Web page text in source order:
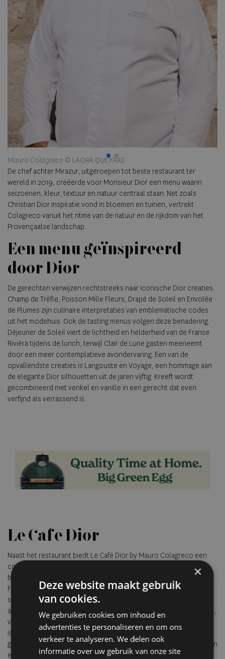
Mauro Colagreco © LAORA QUEYRAS
De chef achter Mirazur, uitgeroepen tot beste restaurant ter
wereld in 2019, creëerde voor Monsieur Dior een menu waarin
seizoenen, kleur, textuur en natuur centraal staan. Net zoals
Christian Dior inspiratie vond in bloemen en tuinen, vertrekt
Colagreco vanuit het ritme van de natuur en de rijkdom van het
Provençaalse landschap.
Een menu geïnspireerd
door Dior
De gerechten verwijzen rechtstreeks naar iconische Dior creaties.
Champ de Trèfle, Poisson Mille Fleurs, Drapé de Soleil en Envolée
de Plumes zijn culinaire interpretaties van emblematische codes
uit het modehuis. Ook de tasting menus volgen deze benadering.
Déjeuner de Soleil viert de lichtheid en helderheid van de Franse
Rivièra tijdens de lunch, terwijl Clair de Lune gasten meeneemt
door een meer contemplatieve avondervaring. Een van de
opvallendste creaties is Langouste en Voyage, een hommage aan
de elegante Dior silhouetten uit de jaren vijftig. Kreeft wordt
gecombineerd met venkel en vanille in een gerecht dat even
verfijnd als verrassend is.
Le Café Dior
Naast het restaurant biedt Le Café Dior by Mauro Colagreco een
collectie patisserieën en zoete creaties geïnspireerd op de
botanische wereld van Dior. Gebakjes als La Corolle, Le Noeud en
Fleur de Pêcher verwijzen naar de bloemrijke vormentaal die al
sinds de oprichting deel uitmaakt van het modehuis. Ook het
afternoon tea concept Le Bal des Fleurs sluit hierbij aan, met roos,
viooltjes en dahlia's als terugkerende smaakmakers. Het resultaat
is meer dan een restaurant. Monsieur Dior laat zien hoe
gastronomie, mode en gastvrijheid elkaar kunnen versterken in een
ervaring die even esthetisch als culinair is.
×
Deze website maakt gebruik
van cookies.
We gebruiken cookies om inhoud en
advertenties te personaliseren en om ons
verkeer te analyseren. We delen ook
informatie over uw gebruik van onze site